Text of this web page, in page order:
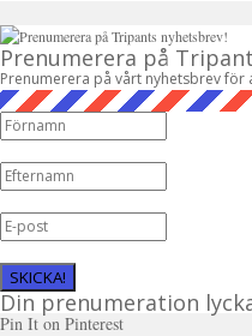
Prenumerera på
Prenumerera på vårt nyhetsbrev
SKICKA!
Din prenumeration
Pin It on Pinterest